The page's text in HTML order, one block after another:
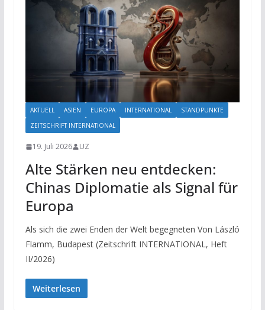
AKTUELL ASIEN EUROPA INTERNATIONAL
STANDPUNKTE
ZEITSCHRIFT INTERNATIONAL
19. Juli 2026 UZ
Alte Stärken neu entdecken:
Chinas Diplomatie als Signal für
Europa
Als sich die zwei Enden der Welt begegneten Von László
Flamm, Budapest (Zeitschrift INTERNATIONAL, Heft
II/2026)
Weiterlesen